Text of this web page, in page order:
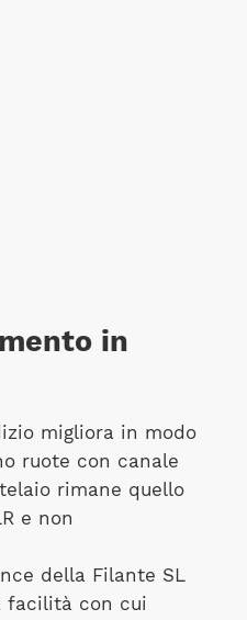
in
migliora in modo
ruote con canale
rimane quello
e non
della Filante SL
facilità con cui